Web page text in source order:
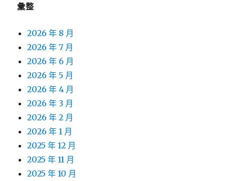
彙整
2026 年 8 月
2026 年 7 月
2026 年 6 月
2026 年 5 月
2026 年 4 月
2026 年 3 月
2026 年 2 月
2026 年 1 月
2025 年 12 月
2025 年 11 月
2025 年 10 月